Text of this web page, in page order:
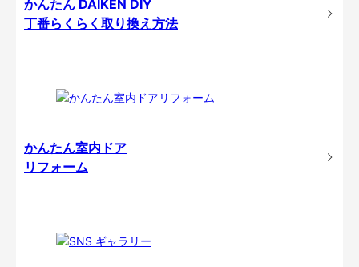
かんたん DAIKEN DIY
丁番らくらく取り換え方法
かんたん室内ドア
リフォーム